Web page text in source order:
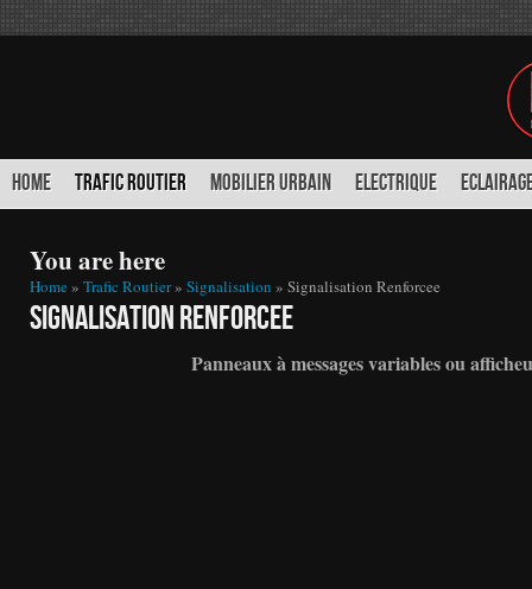
HOME TRAFIC ROUTIER MOBILIER URBAIN ELECTRIQUE
You are here
Home » Trafic Routier» Signalisation » Signalisation Renforcee
Signalisation Renforcee
Panneaux à messages variables ou